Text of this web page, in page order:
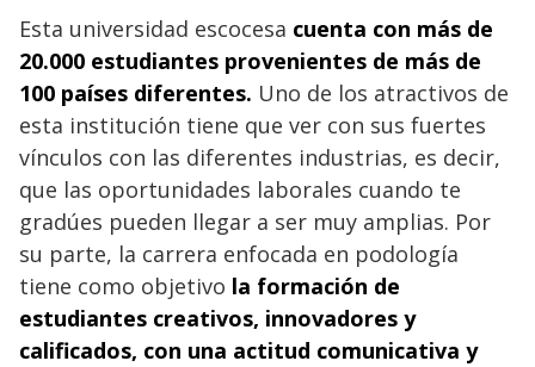
Esta universidad escocesa cuenta con más de
20.000 estudiantes provenientes de más de
100 países diferentes. Uno de los atractivos de
esta institución tiene que ver con sus fuertes
vínculos con las diferentes industrias, es decir,
que las oportunidades laborales cuando te
gradúes pueden llegar a ser muy amplias. Por
su parte, la carrera enfocada en podología
tiene como objetivo la formación de
estudiantes creativos, innovadores y
calificados, con una actitud comunicativa y